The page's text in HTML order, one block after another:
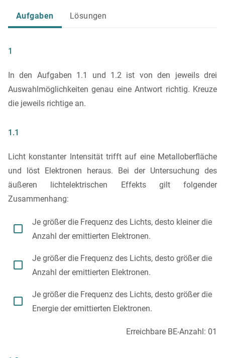
Aufgaben Lösungen
1
In den Aufgaben 1.1 und 1.2 ist von den jeweils drei
Auswahlmöglichkeiten genau eine Antwort richtig. Kreuze
die jeweils richtige an.
1.1
Licht konstanter Intensität trifft auf eine Metalloberfläche
und löst Elektronen heraus. Bei der Untersuchung des
äußeren lichtelektrischen Effekts gilt folgender
Zusammenhang:

Je größer die Frequenz des Lichts, desto kleiner die
Anzahl der emittierten Elektronen.

Je größer die Frequenz des Lichts, desto größer die
Anzahl der emittierten Elektronen.

Je größer die Frequenz des Lichts, desto größer die
Energie der emittierten Elektronen.
Erreichbare BE-Anzahl: 01